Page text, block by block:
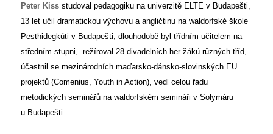
Peter Kissstudoval pedagogiku na univerzitě ELTE v Budapešti,
13 let učil dramatickou výchovu a angličtinu na waldorfské škole
Pesthidegkúti v Budapešti, dlouhodobě byl třídním učitelem na
středním stupni, režíroval 28 divadelních her žáků různých tříd,
účastnil se mezinárodních maďarsko-dánsko-slovinských EU
projektů (Comenius, Youth in Action), vedl celou řadu
metodických seminářů na waldorfském semináři v Solymáru
u Budapešti.